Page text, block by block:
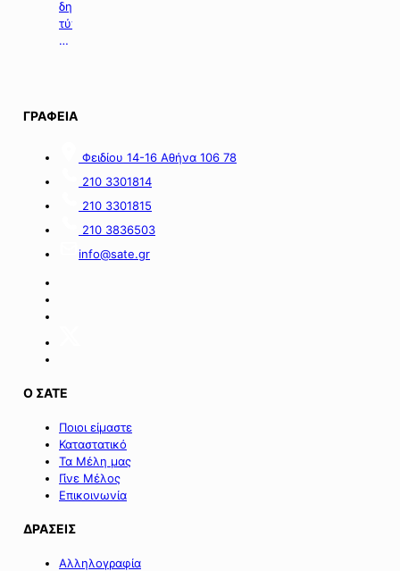
για
την
δημοσιευμάτων
τύπου
της
ΓΡΑΦΕΙΑ
Φειδίου 14-16 Αθήνα 106 78
210 3301814
210 3301815
210 3836503
info@sate.gr
Ο ΣΑΤΕ
Ποιοι είμαστε
Καταστατικό
Τα Μέλη μας
Γίνε Μέλος
Επικοινωνία
ΔΡΑΣΕΙΣ
Αλληλογραφία